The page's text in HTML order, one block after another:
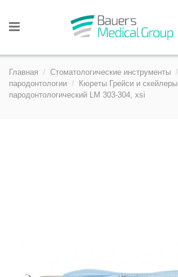
Главная Стоматологические инструменты
пародонтологии
Кюреты Грейси и скейлеры
пародонтологический LM 303-304, xsi